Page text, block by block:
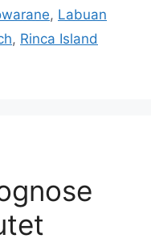
, Labuan
, Rinca Island